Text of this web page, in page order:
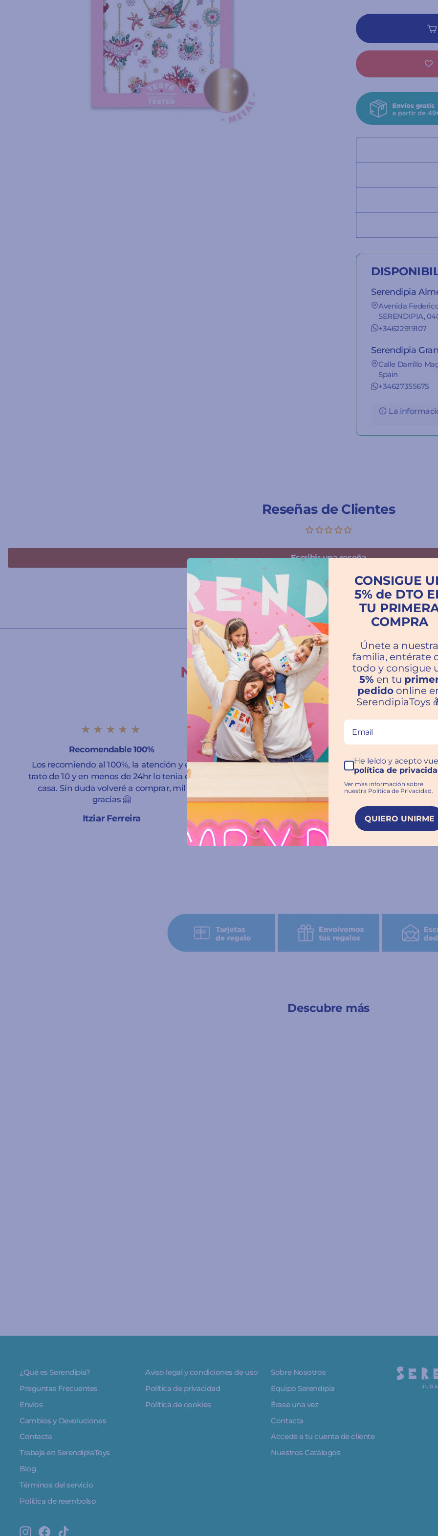
Serendipia
Avenida
SERENDIPIA,
+34622919107
Serendipia
Calle Darrillo
Spain
+34627355675
La
Reseñas de Clientes
Escribir una reseña
Nuestras familias hablan por
★★★★★
Recomendable 100%
Los recomiendo al 100%, la atención y el
trato de 10 y en menos de 24hr lo tenia en
casa. Sin duda volveré a comprar, mil
gracias 🤗
Itziar Ferreira
★★★★★
Inmejorable
Trato excelente y envío súper rápido. Volveré
a comprar. Recomendable al 100%
Rosa María Gonzalez
Jaén
Descubre más
¿Qué es Serendipia?
Preguntas Frecuentes
Envíos
Cambios y Devoluciones
Contacta
Trabaja en SerendipiaToys
Blog
Términos del servicio
Política de reembolso
Aviso legal y condiciones de uso
Política de privacidad
Política de cookies
Sobre Nosotros
Equipo Serendipia
Érase una vez
Contacta
Accede a tu cuenta de cliente
Nuestros Catálogos
InstagramFacebook
CONSIGUE
5% de DTO
TU
COMPRA
Únete a nuestra
familia, entérate
todo y consigue
5% en tu
pedidoonline
SerendipiaToys
He leído y acepto
política de
Ver más información sobre
nuestra Política de Privacidad.
QUIERO UNIRME